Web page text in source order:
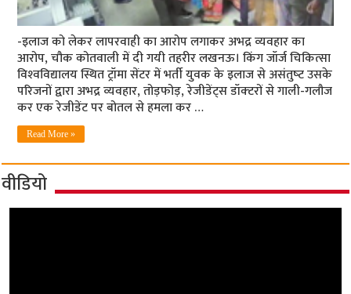
-इलाज को लेकर लापरवाही का आरोप लगाकर अभद्र व्‍यवहार का
आरोप, चौक कोतवाली में दी गयी तहरीर लखनऊ। किंग जॉर्ज चिकित्‍सा
विश्‍वविद्यालय स्थित ट्रॉमा सेंटर में भर्ती युवक के इलाज से असंतुष्‍ट उसके
परिजनों द्वारा अभद्र व्‍यवहार, तोड़फोड़, रेजीडेंट्स डॉक्‍टरों से गाली-गलौज
कर एक रेजीडेंट पर बोतल से हमला कर …
Read More »
वीडियो